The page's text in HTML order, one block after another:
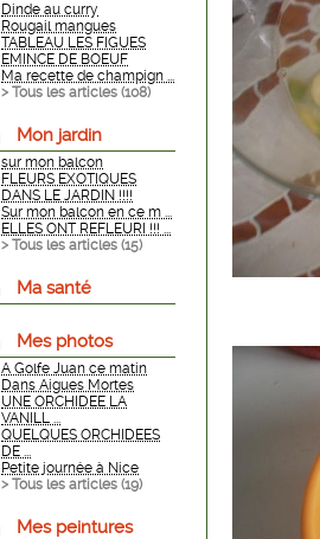
Dinde au curry
Rougail mangues
TABLEAU LES FIGUES
EMINCE DE BOEUF
Ma recette de champign ...
> Tous les articles (108)
Mon jardin
sur mon balcon
FLEURS EXOTIQUES
DANS LE JARDIN !!!!
Sur mon balcon en ce m ...
ELLES ONT REFLEURI !!! ...
> Tous les articles (15)
Ma santé
Mes photos
A Golfe Juan ce matin
Dans Aigues Mortes
UNE ORCHIDEE LA
VANILL ...
QUELQUES ORCHIDEES
DE ...
Petite journée à Nice
> Tous les articles (19)
Mes peintures